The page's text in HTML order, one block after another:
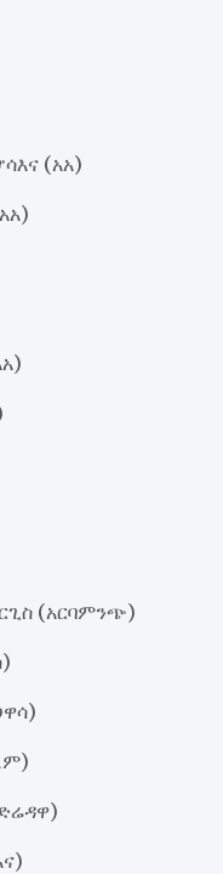
(አአ)
(አርባምንጭ)